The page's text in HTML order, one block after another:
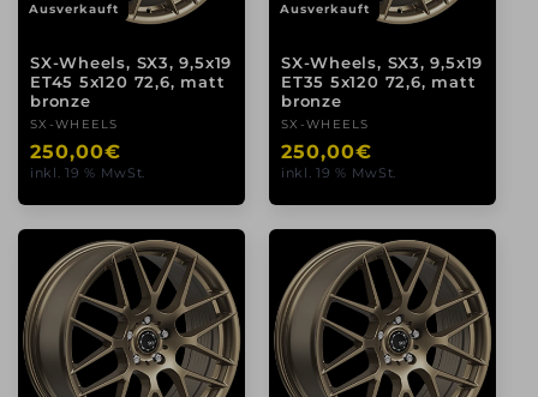
Ausverkauft
SX-Wheels, SX3, 9,5x19
ET45 5x120 72,6, matt
bronze
Anbieter:
SX-WHEELS
Normaler
Preis
250,00€
inkl. 19 % MwSt.
Ausverkauft
SX-Wheels, SX3, 9,5x19
ET35 5x120 72,6, matt
bronze
Anbieter:
SX-WHEELS
Normaler
Preis
250,00€
inkl. 19 % MwSt.